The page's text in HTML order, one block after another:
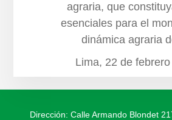
agraria, que
esenciales para el
dinámica agraria
Lima, 22 de
Dirección: Calle Armando Blondet